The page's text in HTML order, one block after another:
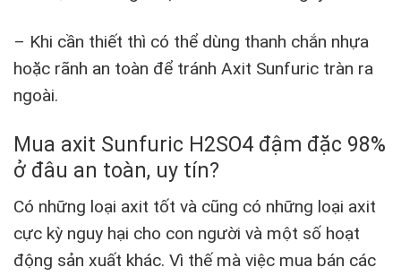
– Khi cần thiết thì có thể dùng thanh chắn nhựa
hoặc rãnh an toàn để tránh Axit Sunfuric tràn ra
ngoài.
Mua axit Sunfuric H2SO4 đậm đặc 98%
ở đâu an toàn, uy tín?
Có những loại axit tốt và cũng có những loại axit
cực kỳ nguy hại cho con người và một số hoạt
động sản xuất khác. Vì thế mà việc mua bán các